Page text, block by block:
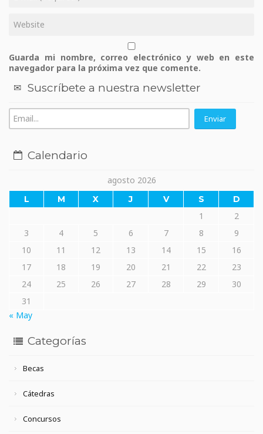
Guarda mi nombre, correo electrónico y web en este
navegador para la próxima vez que comente.
Suscríbete a nuestra newsletter
Calendario
agosto 2026
L M X J V S D
1
2
3
4 5 6 7 8
9
10
11 12 13 14 15
16
17
18 19 20 21 22
23
24
25 26 27 28 29
30
31
« May
Categorías
Becas
Cátedras
Concursos